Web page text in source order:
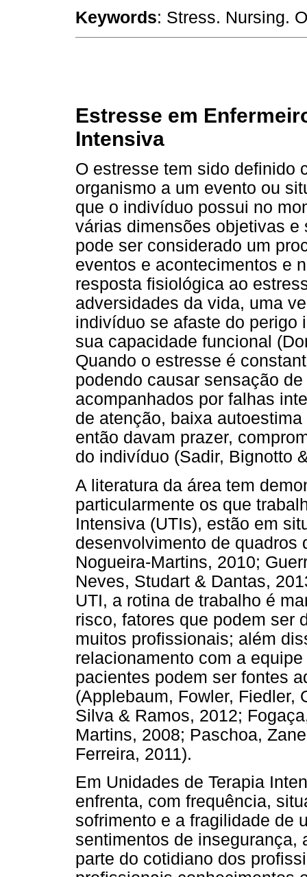
Keywords: Stress. Nursing.
Estresse em
Intensiva
O estresse tem sido definido
organismo a um evento ou
que o indivíduo possui no
várias dimensões objetivas e
pode ser considerado um
eventos e acontecimentos e
resposta fisiológica ao
adversidades da vida, uma
indivíduo se afaste do perigo
sua capacidade funcional
Quando o estresse é
podendo causar sensação
acompanhados por falhas
de atenção, baixa
então davam prazer,
do indivíduo (Sadir, Bignotto
A literatura da área tem
particularmente os que
Intensiva (UTIs), estão em
desenvolvimento de quadros
Nogueira-Martins, 2010;
Neves, Studart & Dantas,
UTI, a rotina de trabalho é
risco, fatores que podem ser
muitos profissionais; além
relacionamento com a
pacientes podem ser fontes
(Applebaum, Fowler, Fiedler,
Silva & Ramos, 2012;
Martins, 2008; Paschoa,
Ferreira, 2011).
Em Unidades de Terapia
enfrenta, com frequência,
sofrimento e a fragilidade de
sentimentos de insegurança,
parte do cotidiano dos